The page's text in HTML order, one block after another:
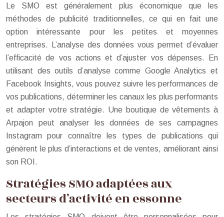
Le SMO est généralement plus économique que les
méthodes de publicité traditionnelles, ce qui en fait une
option intéressante pour les petites et moyennes
entreprises. L’analyse des données vous permet d’évaluer
l’efficacité de vos actions et d’ajuster vos dépenses. En
utilisant des outils d’analyse comme Google Analytics et
Facebook Insights, vous pouvez suivre les performances de
vos publications, déterminer les canaux les plus performants
et adapter votre stratégie. Une boutique de vêtements à
Arpajon peut analyser les données de ses campagnes
Instagram pour connaître les types de publications qui
génèrent le plus d’interactions et de ventes, améliorant ainsi
son ROI.
Stratégies SMO adaptées aux
secteurs d’activité en essonne